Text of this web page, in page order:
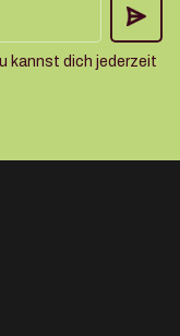
kannst dich jederzeit